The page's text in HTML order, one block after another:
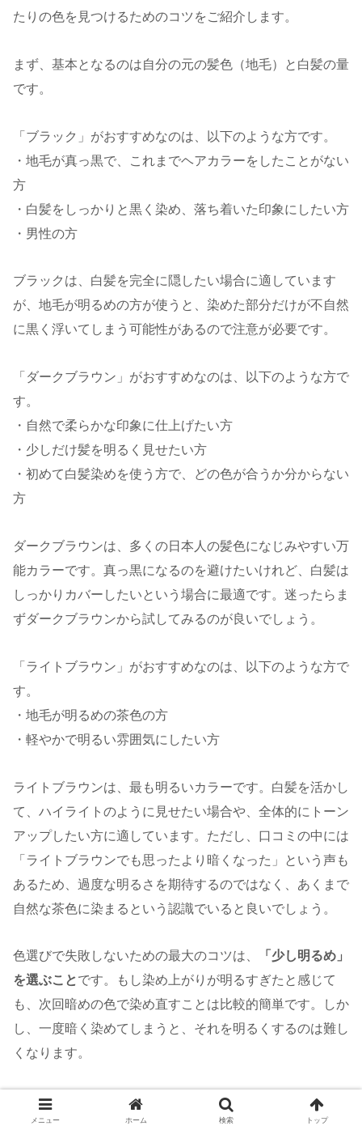
たりの色を見つけるためのコツをご紹介します。
まず、基本となるのは自分の元の髪色（地毛）と白髪の量
です。
「ブラック」がおすすめなのは、以下のような方です。
・地毛が真っ黒で、これまでヘアカラーをしたことがない
方
・白髪をしっかりと黒く染め、落ち着いた印象にしたい方
・男性の方
ブラックは、白髪を完全に隠したい場合に適しています
が、地毛が明るめの方が使うと、染めた部分だけが不自然
に黒く浮いてしまう可能性があるので注意が必要です。
「ダークブラウン」がおすすめなのは、以下のような方で
す。
・自然で柔らかな印象に仕上げたい方
・少しだけ髪を明るく見せたい方
・初めて白髪染めを使う方で、どの色が合うか分からない
方
ダークブラウンは、多くの日本人の髪色になじみやすい万
能カラーです。真っ黒になるのを避けたいけれど、白髪は
しっかりカバーしたいという場合に最適です。迷ったらま
ずダークブラウンから試してみるのが良いでしょう。
「ライトブラウン」がおすすめなのは、以下のような方で
す。
・地毛が明るめの茶色の方
・軽やかで明るい雰囲気にしたい方
ライトブラウンは、最も明るいカラーです。白髪を活かし
て、ハイライトのように見せたい場合や、全体的にトーン
アップしたい方に適しています。ただし、口コミの中には
「ライトブラウンでも思ったより暗くなった」という声も
あるため、過度な明るさを期待するのではなく、あくまで
自然な茶色に染まるという認識でいると良いでしょう。
色選びで失敗しないための最大のコツは、
「少し明るめ」
を選ぶことです。もし染め上がりが明るすぎたと感じて
も、次回暗めの色で染め直すことは比較的簡単です。しか
し、一度暗く染めてしまうと、それを明るくするのは難し
くなります。
また、部分染めで使用する場合は、既存の髪色と大きな差
が出ないように、近い色を選ぶことが大切です。 自分の
メニュー ホーム 検索 トップ